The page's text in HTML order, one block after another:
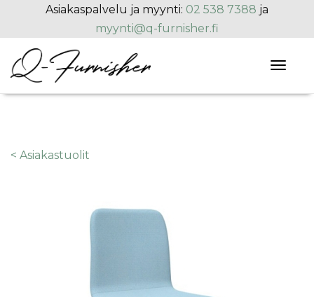
Hyppää pääsisältöön
Asiakaspalvelu ja myynti: 02 538 7388 ja
myynti@q-furnisher.fi
< Asiakastuolit